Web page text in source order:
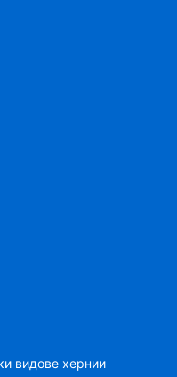
видове хернии